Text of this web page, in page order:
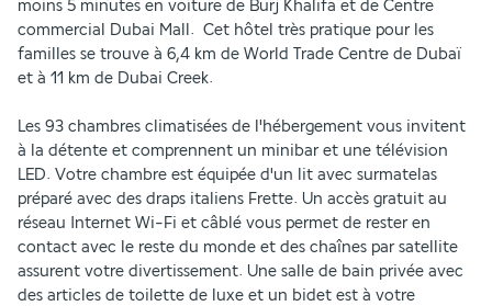
moins 5 minutes en voiture de Burj Khalifa et de Centre
commercial Dubai Mall.  Cet hôtel très pratique pour les
familles se trouve à 6,4 km de World Trade Centre de Dubaï
et à 11 km de Dubai Creek.
Les 93 chambres climatisées de l'hébergement vous invitent
à la détente et comprennent un minibar et une télévision
LED. Votre chambre est équipée d'un lit avec surmatelas
préparé avec des draps italiens Frette. Un accès gratuit au
réseau Internet Wi-Fi et câblé vous permet de rester en
contact avec le reste du monde et des chaînes par satellite
assurent votre divertissement. Une salle de bain privée avec
des articles de toilette de luxe et un bidet est à votre